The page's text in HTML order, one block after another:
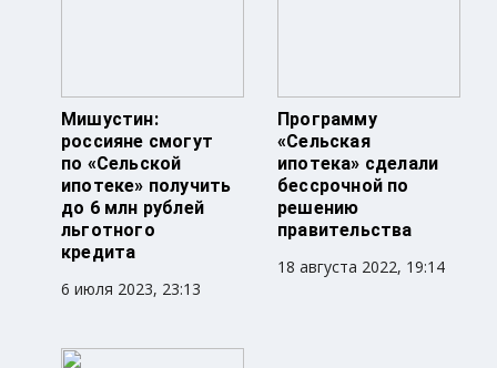
Мишустин:
россияне смогут
по «Сельской
ипотеке» получить
до 6 млн рублей
льготного
кредита
6 июля 2023, 23:13
Программу
«Сельская
ипотека» сделали
бессрочной по
решению
правительства
18 августа 2022, 19:14